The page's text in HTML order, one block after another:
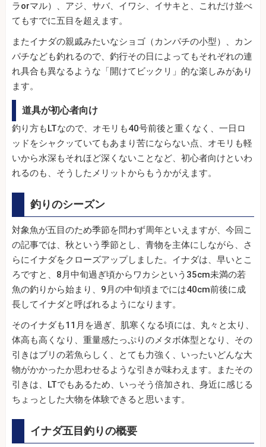
ラorマル）、アジ、サバ、イワシ、イサキと、これだけ並べ
てもすでに五目を超えます。
またイナダの親戚みたいなショゴ（カンパチの小型）、カン
パチなども釣れるので、釣行その日によってもそれぞれの連
れ具合も異なるような「開けてビックリ」的な楽しみがあり
ます。
道具が初心者向け
釣り方もLTなので、オモリも40号前後と重くなく、一日ロ
ッドをシャクッていてもあまり苦にならない点、オモリも軽
いから水深もそれほど深くないことなど、初心者向けといわ
れるのも、そうしたメリットからもうかがえます。
釣りのシーズン
対象魚が五目のため季節を問わず周年といえますが、今回こ
の記事では、秋という季節とし、青物を主体にしながら、さ
らにイナダをクローズアップしました。イナダは、早いとこ
ろですと、8月中旬過ぎ頃からワカシという35cm未満の若
魚の釣りから始まり、9月の中旬頃までには40cm前後に成
長してイナダと呼ばれるようになります。
そのイナダも11月を過ぎ、肌寒くなる頃には、丸々と太り、
体高も高くなり、重量感たっぷりのメタボ体型となり、その
引きはブリの若魚らしく、とても力強く、いったいどんな大
物がかかったか思わせるような引きが味わえます。またその
引きは、LTでもあるため、いっそう倍加され、身近に感じる
ちょっとした大物を体験できると思います。
イナダ五目釣りの概要